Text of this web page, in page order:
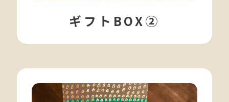
ギフトBOX②